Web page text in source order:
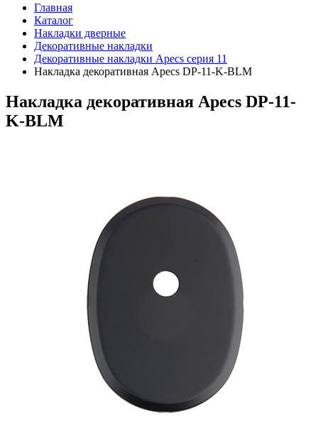
Главная
Каталог
Накладки дверные
Декоративные накладки
Декоративные накладки Apecs серия 11
Накладка декоративная Apecs DP-11-K-BLM
Накладка декоративная Apecs DP-11-
K-BLM